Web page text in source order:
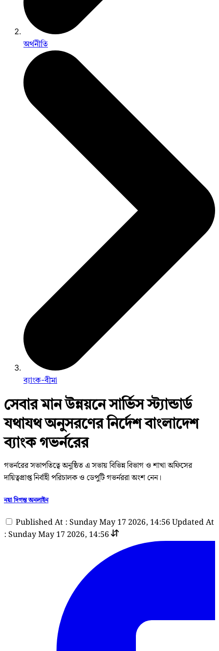
অর্থনীতি
ব্যাংক-বীমা
সেবার মান উন্নয়নে সার্ভিস স্ট্যান্ডার্ড
যথাযথ অনুসরণের নির্দেশ বাংলাদেশ
ব্যাংক গভর্নরের
গভর্নরের সভাপতিত্বে অনুষ্ঠিত এ সভায় বিভিন্ন বিভাগ ও শাখা অফিসের
দায়িত্বপ্রাপ্ত নির্বাহী পরিচালক ও ডেপুটি গভর্নররা অংশ নেন।
নয়া দিগন্ত অনলাইন
Published At : Sunday May 17 2026, 14:56 Updated At
: Sunday May 17 2026, 14:56